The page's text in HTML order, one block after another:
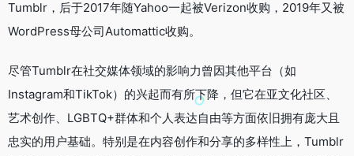
Tumblr，后于2017年随Yahoo一起被Verizon收购，2019年又被
WordPress母公司Automattic收购。
尽管Tumblr在社交媒体领域的影响力曾因其他平台（如
Instagram和TikTok）的兴起而有所下降，但它在亚文化社区、
艺术创作、LGBTQ+群体和个人表达自由等方面依旧拥有庞大且
忠实的用户基础。特别是在内容创作和分享的多样性上，Tumblr